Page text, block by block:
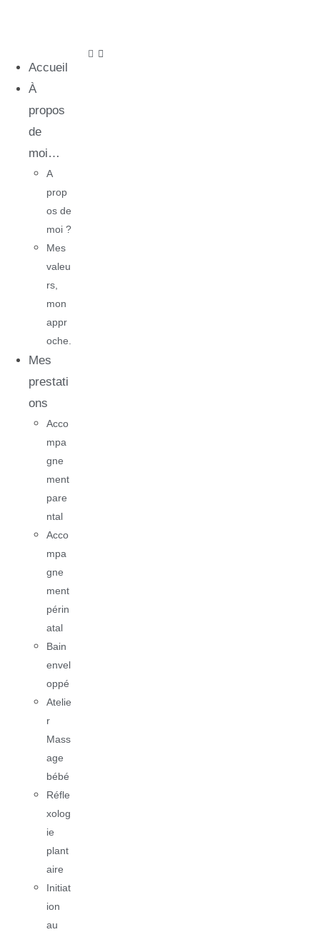
Accueil
À
propos
de
moi…
A
prop
os de
moi ?
Mes
valeu
rs,
mon
appr
oche.
Mes
prestati
ons
Acco
mpa
gne
ment
pare
ntal
Acco
mpa
gne
ment
périn
atal
Bain
envel
oppé
Atelie
r
Mass
age
bébé
Réfle
xolog
ie
plant
aire
Initiat
ion
au